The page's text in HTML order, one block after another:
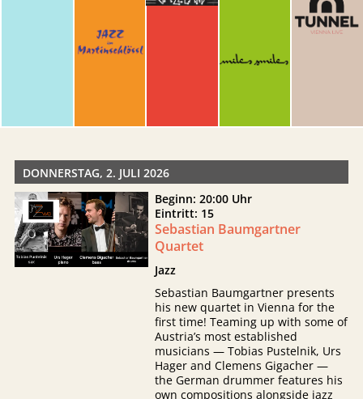
DONNERSTAG, 2. JULI 2026
Beginn: 20:00 Uhr
Eintritt: 15
Sebastian Baumgartner
Quartet
Jazz
Sebastian Baumgartner presents
his new quartet in Vienna for the
first time! Teaming up with some of
Austria’s most established
musicians — Tobias Pustelnik, Urs
Hager and Clemens Gigacher —
the German drummer features his
own compositions alongside jazz